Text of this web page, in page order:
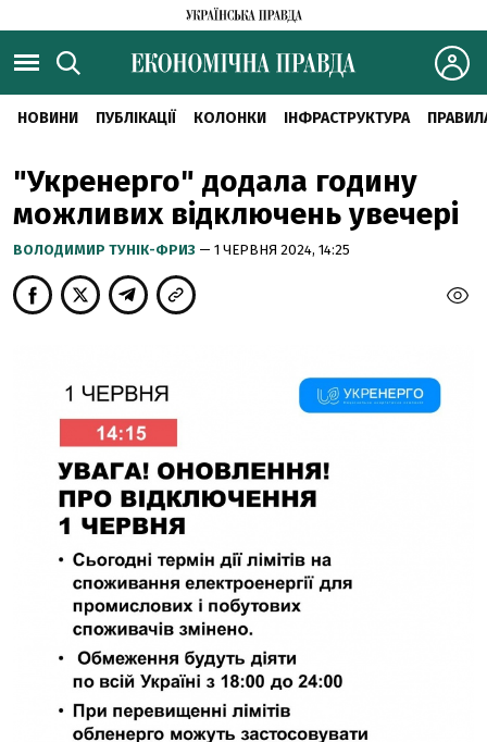
НОВИНИ ПУБЛІКАЦІЇ КОЛОНКИ ІНФРАСТРУКТУРА
"Укренерго" додала годину
можливих відключень увечері
ВОЛОДИМИР ТУНІК-ФРИЗ — 1 ЧЕРВНЯ 2024, 14:25